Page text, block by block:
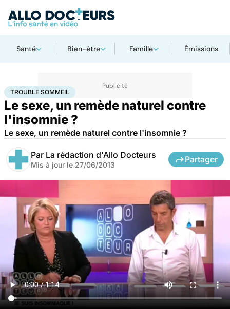
Santé Bien-être Famille Émissions
AccueilBien-êtreSexo Trouble sommeil
TROUBLE SOMMEIL
Le sexe, un remède naturel contre
l'insomnie ?
Le sexe, un remède naturel contre l'insomnie ?
Par La rédaction d'Allo Docteurs
Mis à jour le 27/06/2013
Partager